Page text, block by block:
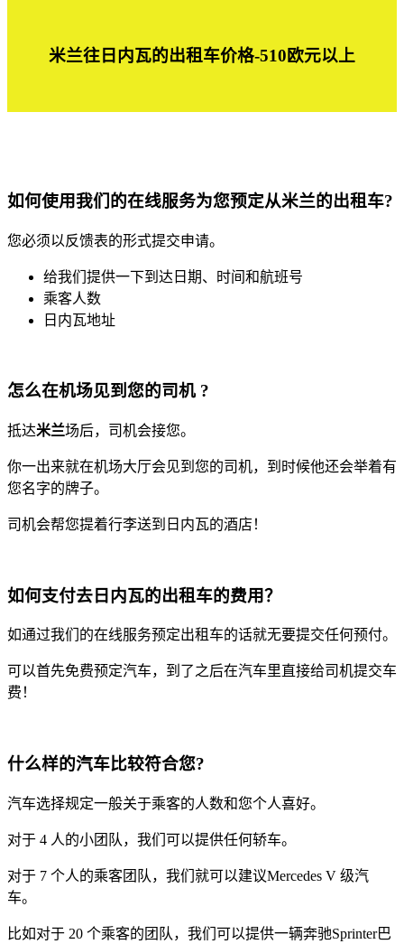
米兰往日内瓦的出租车价格-510欧元以上
如何使用我们的在线服务为您预定从米兰的出租车?
您必须以反馈表的形式提交申请。
给我们提供一下到达日期、时间和航班号
乘客人数
日内瓦地址
怎么在机场见到您的司机 ?
抵达米兰场后，司机会接您。
你一出来就在机场大厅会见到您的司机，到时候他还会举着有
您名字的牌子。
司机会帮您提着行李送到日内瓦的酒店！
如何支付去日内瓦的出租车的费用？
如通过我们的在线服务预定出租车的话就无要提交任何预付。
可以首先免费预定汽车，到了之后在汽车里直接给司机提交车
费！
什么样的汽车比较符合您?
汽车选择规定一般关于乘客的人数和您个人喜好。
对于 4 人的小团队，我们可以提供任何轿车。
对于 7 个人的乘客团队，我们就可以建议Mercedes V 级汽
车。
比如对于 20 个乘客的团队，我们可以提供一辆奔驰Sprinter巴